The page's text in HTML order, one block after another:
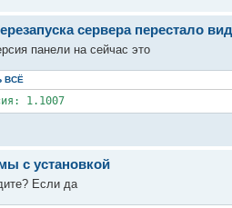
сервера перестало
панели на сейчас это
ВСЁ
1.1007
с установкой
Если да